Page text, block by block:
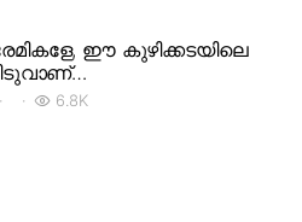
ഈ കുഴിക്കടയിലെ
6.8K